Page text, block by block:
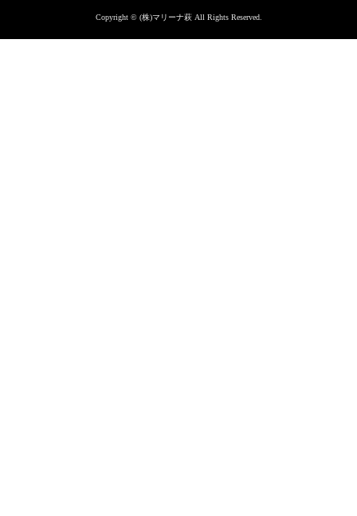
Copyright © (株)マリーナ萩 All Rights Reserved.